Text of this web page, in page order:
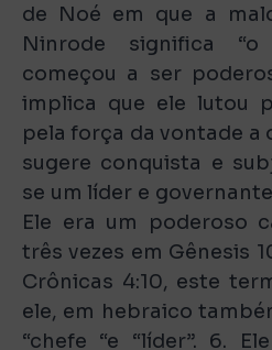
de Noé em que a
Ninrode significa “o
começou a ser
implica que ele lutou
pela força da vontade a
sugere conquista e
se um líder e
Ele era um poderoso
três vezes em Gênesis
Crônicas 4:10, este
ele, em hebraico
“chefe “e “líder”. 6.